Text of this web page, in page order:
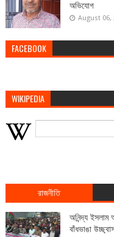
অভিযোগ
August 06,
FACEBOOK
WIKIPEDIA
রাজনীতি
অনিন্দ্য ইসলাম
বাঁধভাঙা